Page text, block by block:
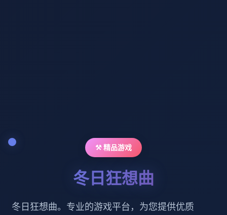
⚒️ 精品游戏
冬日狂想曲
冬日狂想曲。专业的游戏平台，为您提供优质